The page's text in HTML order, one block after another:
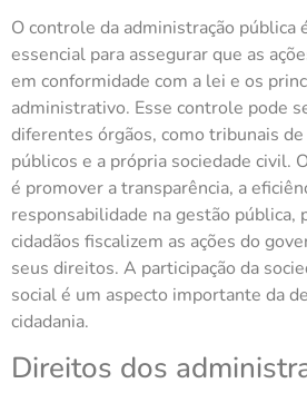
O controle da administração pública
essencial para assegurar que as
em conformidade com a lei e os
administrativo. Esse controle pode
diferentes órgãos, como tribunais
públicos e a própria sociedade civil.
é promover a transparência, a
responsabilidade na gestão pública,
cidadãos fiscalizem as ações do
seus direitos. A participação da
social é um aspecto importante da
cidadania.
Direitos dos